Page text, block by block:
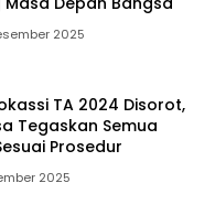
2025
TA 2024 Disorot,
Tegaskan Semua
Prosedur
2025